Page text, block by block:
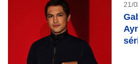
21/